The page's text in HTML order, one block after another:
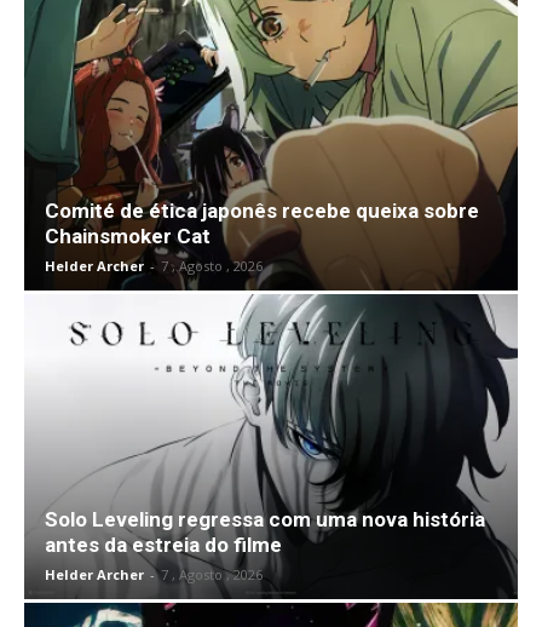
Comité de ética japonês recebe queixa sobre
Chainsmoker Cat
Helder Archer - 7 , Agosto , 2026
Solo Leveling regressa com uma nova história
antes da estreia do filme
Helder Archer - 7 , Agosto , 2026